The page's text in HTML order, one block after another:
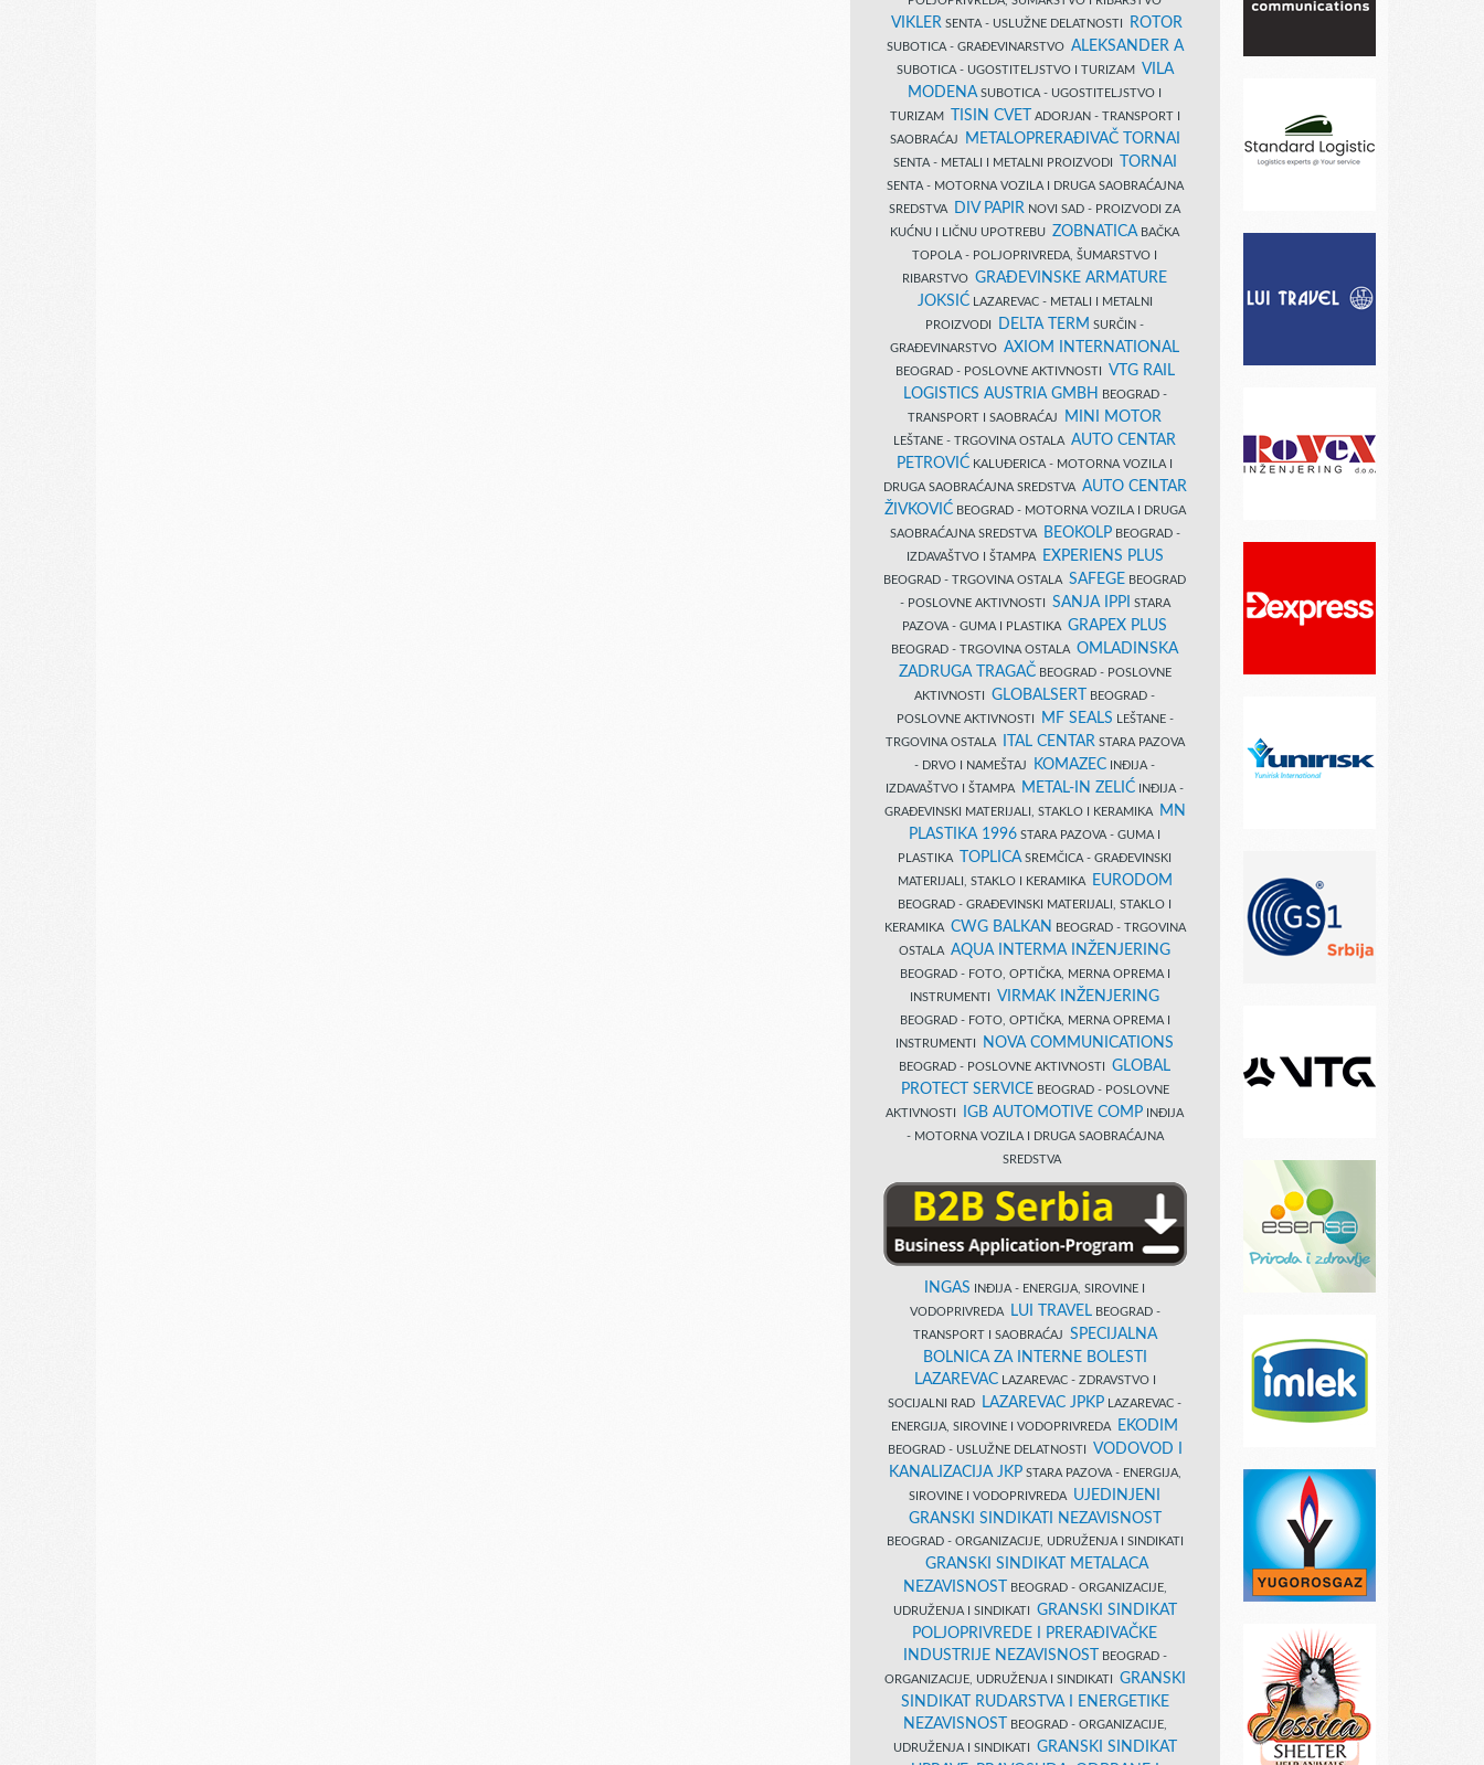
VIKLER SENTA - USLUŽNE DELATNOSTI ROTOR
SUBOTICA - GRAĐEVINARSTVO ALEKSANDER A
SUBOTICA - UGOSTITELJSTVO I TURIZAM VILA
MODENA SUBOTICA - UGOSTITELJSTVO I
TURIZAM
TISIN CVET
ADORJAN - TRANSPORT I
SAOBRAĆAJ
METALOPRERAĐIVAČ TORNAI
SENTA - METALI I METALNI PROIZVODI TORNAI
SENTA - MOTORNA VOZILA I DRUGA SAOBRAĆAJNA
SREDSTVA
DIV PAPIR NOVI SAD - PROIZVODI ZA
KUĆNU I LIČNU UPOTREBU ZOBNATICA BAČKA
TOPOLA - POLJOPRIVREDA, ŠUMARSTVO I
RIBARSTVO GRAĐEVINSKE ARMATURE
JOKSIĆLAZAREVAC - METALI I METALNI
PROIZVODI
DELTA TERM SURČIN -
GRAĐEVINARSTVO AXIOM INTERNATIONAL
BEOGRAD - POSLOVNE AKTIVNOSTI VTG RAIL
LOGISTICS AUSTRIA GMBH
BEOGRAD -
TRANSPORT I SAOBRAĆAJ
MINI MOTOR
LEŠTANE - TRGOVINA OSTALA AUTO CENTAR
PETROVIĆ KALUĐERICA - MOTORNA VOZILA I
DRUGA SAOBRAĆAJNA SREDSTVA AUTO CENTAR
ŽIVKOVIĆBEOGRAD - MOTORNA VOZILA I DRUGA
SAOBRAĆAJNA SREDSTVA
BEOKOLPBEOGRAD -
IZDAVAŠTVO I ŠTAMPA
EXPERIENS PLUS
BEOGRAD - TRGOVINA OSTALA SAFEGE BEOGRAD
- POSLOVNE AKTIVNOSTI SANJA IPPI
STARA
PAZOVA - GUMA I PLASTIKA GRAPEX PLUS
BEOGRAD - TRGOVINA OSTALA OMLADINSKA
ZADRUGA TRAGAČBEOGRAD - POSLOVNE
AKTIVNOSTI GLOBALSERT
BEOGRAD -
POSLOVNE AKTIVNOSTI
MF SEALS LEŠTANE -
TRGOVINA OSTALA
ITAL CENTAR STARA PAZOVA
- DRVO I NAMEŠTAJ
KOMAZEC INĐIJA -
IZDAVAŠTVO I ŠTAMPA
METAL-IN ZELIĆ INĐIJA -
GRAĐEVINSKI MATERIJALI, STAKLO I KERAMIKA
MN
PLASTIKA 1996 STARA PAZOVA - GUMA I
PLASTIKA
TOPLICA SREMČICA - GRAĐEVINSKI
MATERIJALI, STAKLO I KERAMIKA
EURODOM
BEOGRAD - GRAĐEVINSKI MATERIJALI, STAKLO I
KERAMIKA CWG BALKAN
BEOGRAD - TRGOVINA
OSTALA AQUA INTERMA INŽENJERING
BEOGRAD - FOTO, OPTIČKA, MERNA OPREMA I
INSTRUMENTI VIRMAK INŽENJERING
BEOGRAD - FOTO, OPTIČKA, MERNA OPREMA I
INSTRUMENTI
NOVA COMMUNICATIONS
BEOGRAD - POSLOVNE AKTIVNOSTI GLOBAL
PROTECT SERVICE BEOGRAD - POSLOVNE
AKTIVNOSTI
IGB AUTOMOTIVE COMP INĐIJA
- MOTORNA VOZILA I DRUGA SAOBRAĆAJNA
SREDSTVA
INGAS INĐIJA - ENERGIJA, SIROVINE I
VODOPRIVREDA
LUI TRAVELBEOGRAD -
TRANSPORT I SAOBRAĆAJ SPECIJALNA
BOLNICA ZA INTERNE BOLESTI
LAZAREVACLAZAREVAC - ZDRAVSTVO I
SOCIJALNI RAD
LAZAREVAC JPKP LAZAREVAC -
ENERGIJA, SIROVINE I VODOPRIVREDA
EKODIM
BEOGRAD - USLUŽNE DELATNOSTI VODOVOD I
KANALIZACIJA JKPSTARA PAZOVA - ENERGIJA,
SIROVINE I VODOPRIVREDA UJEDINJENI
GRANSKI SINDIKATI NEZAVISNOST
BEOGRAD - ORGANIZACIJE, UDRUŽENJA I SINDIKATI
GRANSKI SINDIKAT METALACA
NEZAVISNOST
BEOGRAD - ORGANIZACIJE,
UDRUŽENJA I SINDIKATI GRANSKI SINDIKAT
POLJOPRIVREDE I PRERAĐIVAČKE
INDUSTRIJE NEZAVISNOST
BEOGRAD -
ORGANIZACIJE, UDRUŽENJA I SINDIKATI GRANSKI
SINDIKAT RUDARSTVA I ENERGETIKE
NEZAVISNOST
BEOGRAD - ORGANIZACIJE,
UDRUŽENJA I SINDIKATI GRANSKI SINDIKAT